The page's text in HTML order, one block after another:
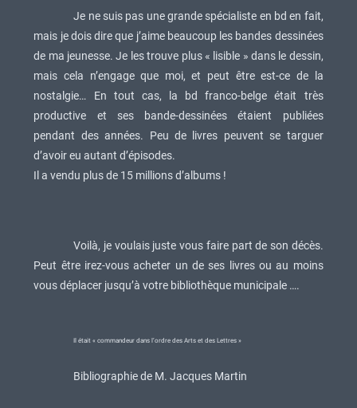
Je ne suis pas une grande spécialiste en bd en fait,
mais je dois dire que j’aime beaucoup les bandes dessinées
de ma jeunesse. Je les trouve plus « lisible » dans le dessin,
mais cela n’engage que moi, et peut être est-ce de la
nostalgie… En tout cas, la bd franco-belge était très
productive et ses bande-dessinées étaient publiées
pendant des années. Peu de livres peuvent se targuer
d’avoir eu autant d’épisodes.
Il a vendu plus de 15 millions d’albums !
Voilà, je voulais juste vous faire part de son décès.
Peut être irez-vous acheter un de ses livres ou au moins
vous déplacer jusqu’à votre bibliothèque municipale ….
Il était « commandeur dans l’ordre des Arts et des Lettres »
Bibliographie de M. Jacques Martin